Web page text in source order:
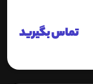
تماس بگیرید